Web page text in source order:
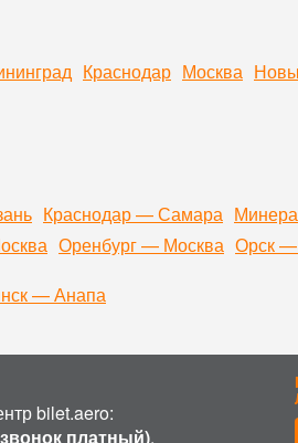
Краснодар Москва
Краснодар — Самара
Оренбург — Москва Орск
— Анапа
bilet.aero:
платный).